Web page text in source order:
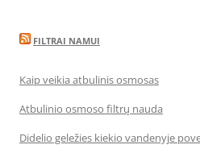
FILTRAI NAMUI
Kaip veikia atbulinis osmosas
Atbulinio osmoso filtrų nauda
Didelio geležies kiekio vandenyje